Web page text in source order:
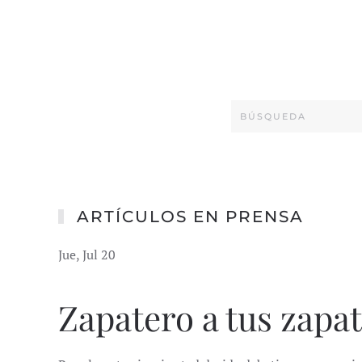
ARTÍCULOS EN PRENSA
Jue, Jul 20
Zapatero a tus